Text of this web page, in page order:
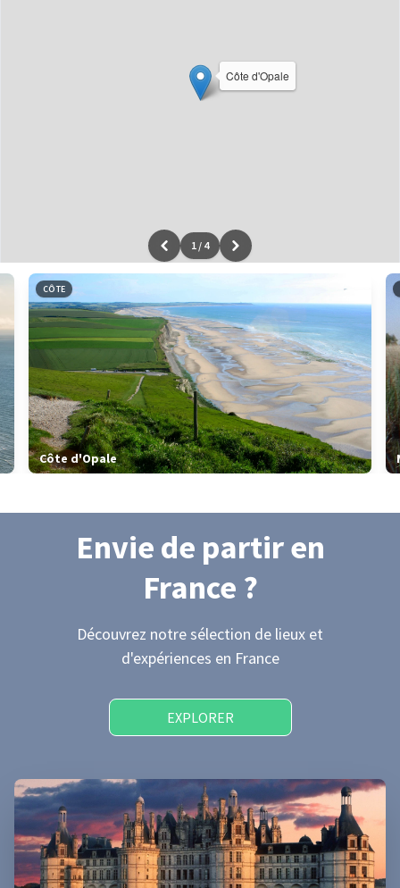
Côte d'Opale
Leaflet|données ©OpenStreetMap OSM France
1 / 4
CÔTE
Côte d'Opale
Envie de partiren
France ?
Découvrez notre sélection de lieux et
d'expériences en France
EXPLORER